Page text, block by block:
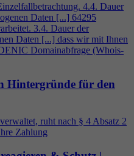
4.4. Dauer
Daten [...] 64295
3.4. Dauer der
Daten [...] dass wir mit Ihnen
Domainabfrage (Whois-
Hintergründe für den
ruht nach § 4 Absatz 2
Zahlung